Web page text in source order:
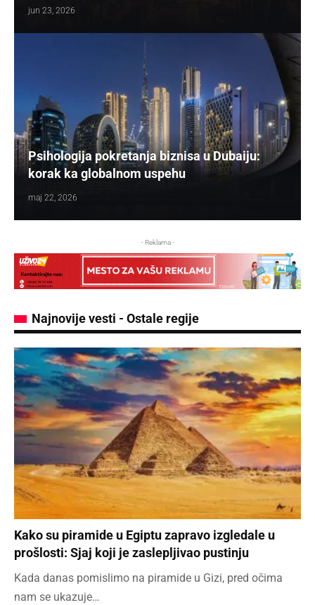
jun 23, 2026
Psihologija pokretanja biznisa u Dubaiju:
korak ka globalnom uspehu
maj 22, 2026
- Reklama -
Najnovije vesti - Ostale regije
Kako su piramide u Egiptu zapravo izgledale u
prošlosti: Sjaj koji je zaslepljivao pustinju
Kada danas pomislimo na piramide u Gizi, pred očima
nam se ukazuje…